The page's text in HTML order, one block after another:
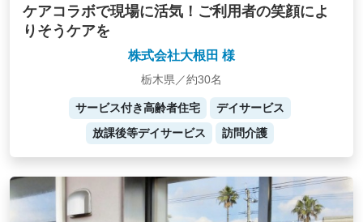
ケアコラボで現場に活気！ご利用者の笑顔によ
りそうケアを
株式会社大根田 様
栃木県／約30名
サービス付き高齢者住宅
デイサービス
放課後等デイサービス
訪問介護